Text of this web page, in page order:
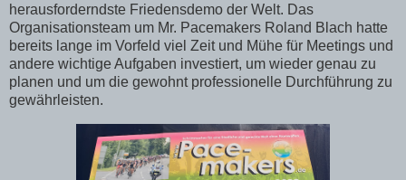
herausforderndste Friedensdemo der Welt. Das
Organisationsteam um Mr. Pacemakers Roland Blach hatte
bereits lange im Vorfeld viel Zeit und Mühe für Meetings und
andere wichtige Aufgaben investiert, um wieder genau zu
planen und um die gewohnt professionelle Durchführung zu
gewährleisten.